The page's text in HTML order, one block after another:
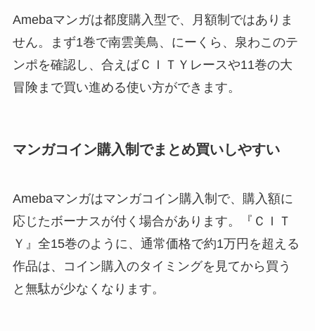
Amebaマンガは都度購入型で、月額制ではありま
せん。まず1巻で南雲美鳥、にーくら、泉わこのテ
ンポを確認し、合えばＣＩＴＹレースや11巻の大
冒険まで買い進める使い方ができます。
マンガコイン購入制でまとめ買いしやすい
Amebaマンガはマンガコイン購入制で、購入額に
応じたボーナスが付く場合があります。『ＣＩＴ
Ｙ』全15巻のように、通常価格で約1万円を超える
作品は、コイン購入のタイミングを見てから買う
と無駄が少なくなります。